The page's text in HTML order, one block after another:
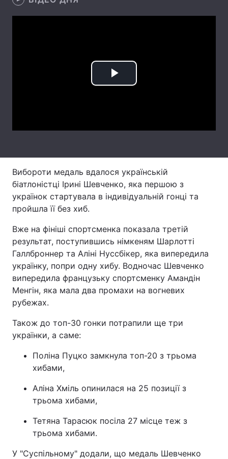
Тема оформлення
Play
Вибороти медаль вдалося українській
біатлоністці Ірині Шевченко, яка першою з
українок стартувала в індивідуальній гонці та
пройшла її без хиб.
Вже на фініші спортсменка показала третій
результат, поступившись німкеням Шарлотті
Галлброннер та Аліні Нуссбікер, яка випередила
українку, попри одну хибу. Водночас Шевченко
випередила французьку спортсменку Амандін
Менгін, яка мала два промахи на вогневих
рубежах.
Також до топ-30 гонки потрапили ще три
українки, а саме:
Поліна Пуцко замкнула топ-20 з трьома
хибами,
Аліна Хміль опинилася на 25 позиції з
трьома хибами,
Тетяна Тарасюк посіла 27 місце теж з
трьома хибами.
У "Суспільному" додали, що медаль Шевченко